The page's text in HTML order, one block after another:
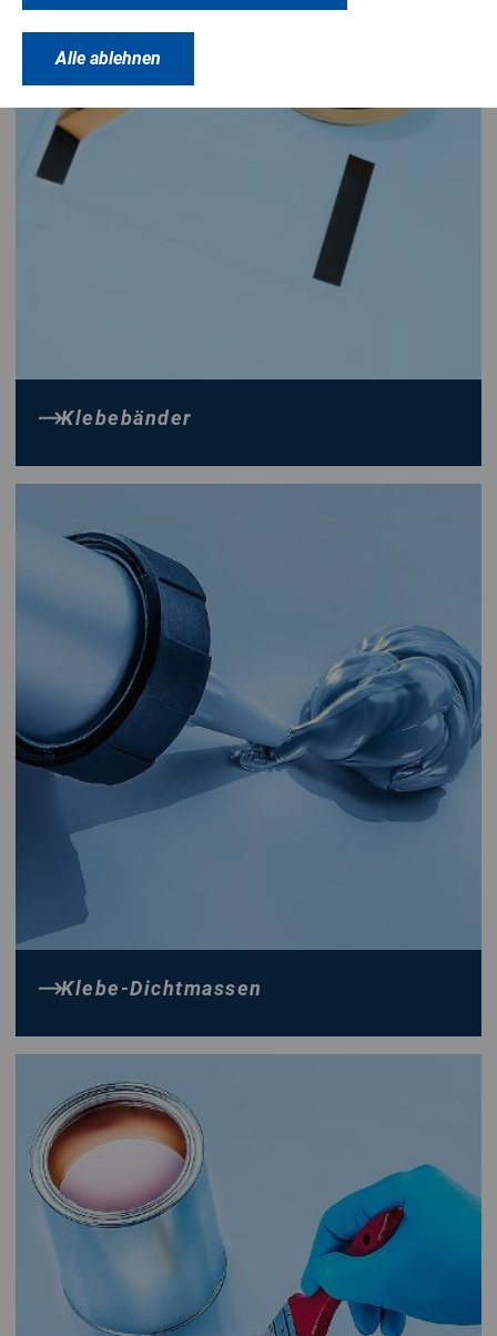
Klebebänder
Klebe-Dichtmassen
Alle ablehnen